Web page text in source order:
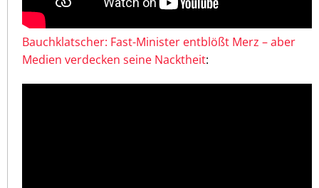
Bauchklatscher: Fast-Minister entblößt Merz – aber
Medien verdecken seine Nacktheit: